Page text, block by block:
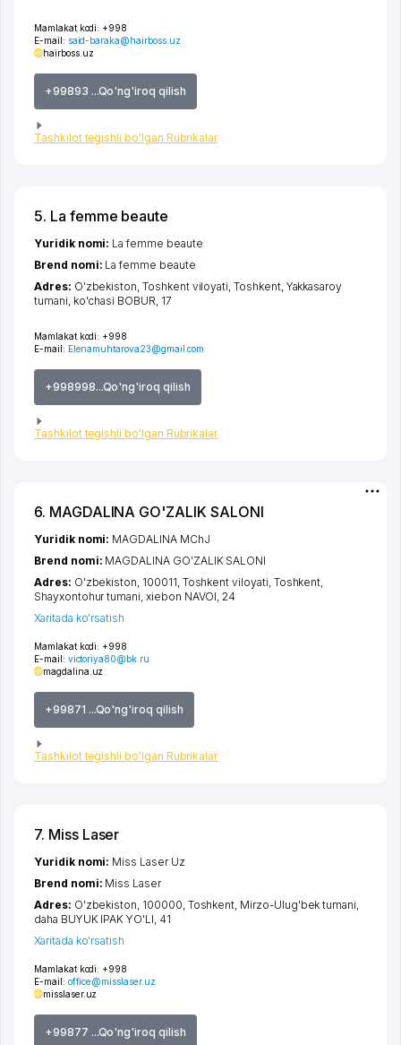
Mamlakat kodi: +998
E-mail: said-baraka@hairboss.uz
hairboss.uz
+99893 ...Qo'ng'iroq qilish
Tashkilot tegishli bo'lgan Rubrikalar
5. La femme beaute
Mamlakat kodi: +998
E-mail: Elenamuhtarova23@gmail.com
+998998...Qo'ng'iroq qilish
Tashkilot tegishli bo'lgan Rubrikalar
Yuridik nomi: La femme beaute
Brend nomi: La femme beaute
Adres: O'zbekiston,Toshkent viloyati ,Toshkent, Yakkasaroy
tumani ko'chasi BOBUR , 17
6. MAGDALINA GO'ZALIK SALONI
Mamlakat kodi: +998
E-mail: victoriya80@bk.ru
magdalina.uz
+99871 ...Qo'ng'iroq qilish
Tashkilot tegishli bo'lgan Rubrikalar
Yuridik nomi: MAGDALINA MChJ
Brend nomi: MAGDALINA GO'ZALIK SALONI
Adres: O'zbekiston, 100011, Toshkent viloyati, Toshkent,
Shayxontohur tumani, xiеbon NAVOI, 24
Xaritada ko'rsatish
7. Miss Laser
Mamlakat kodi: +998
E-mail: office@misslaser.uz
misslaser.uz
+99877 ...Qo'ng'iroq qilish
Yuridik nomi: Miss Laser Uz
Brend nomi: Miss Laser
Adres: O'zbekiston, 100000, Toshkent, Mirzo-Ulug'bek tumani,
daha BUYUK IPAK YO'LI, 41
Xaritada ko'rsatish